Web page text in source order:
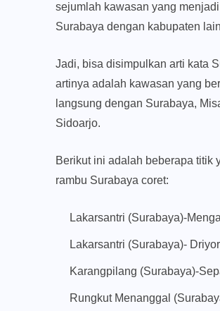
sejumlah kawasan yang
Surabaya dengan kabupaten
Jadi, bisa disimpulkan arti kata
artinya adalah kawasan yang
langsung dengan Surabaya,
Sidoarjo.
Berikut ini adalah beberapa titik
rambu Surabaya coret:
Lakarsantri (Surabaya)-
Lakarsantri (Surabaya)-
Karangpilang (Surabaya)-
Rungkut Menanggal